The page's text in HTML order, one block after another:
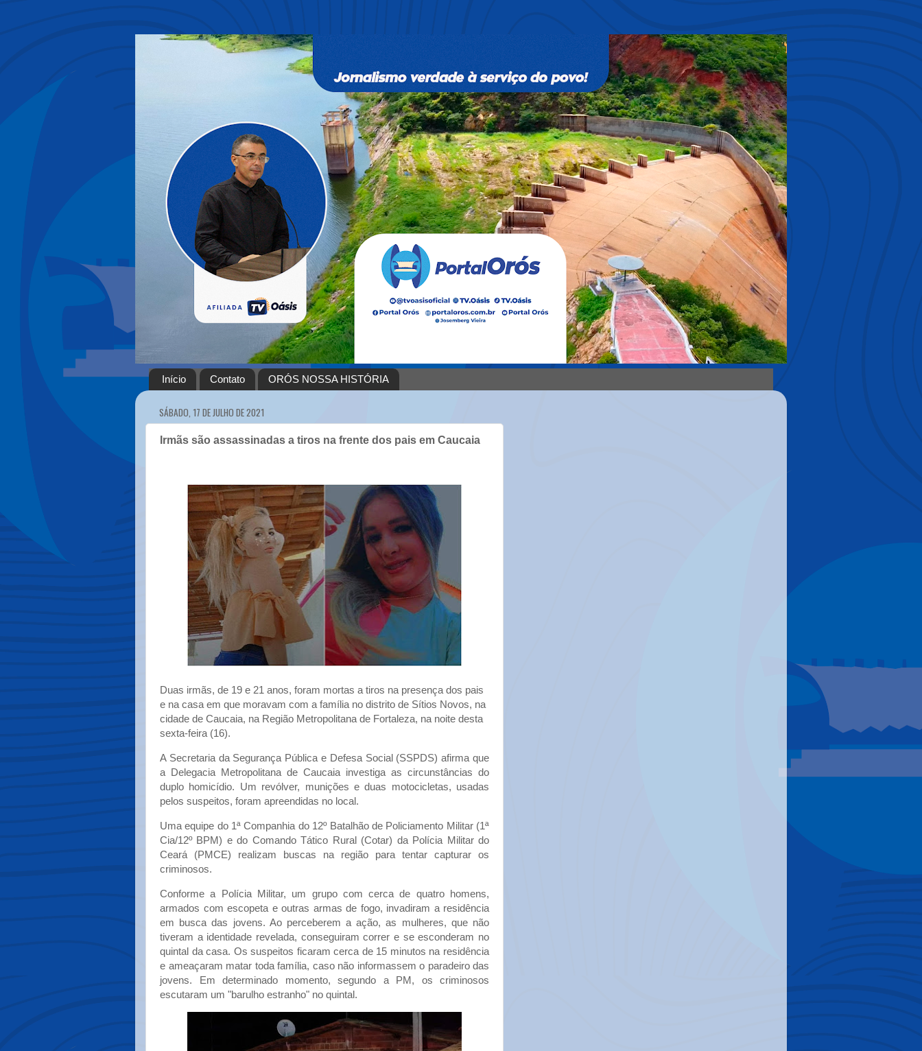
Início Contato ORÓS NOSSA HISTÓRIA
SÁBADO, 17 DE JULHO DE 2021
Irmãs são assassinadas a tiros na frente dos pais em Caucaia
Duas irmãs, de 19 e 21 anos, foram mortas a tiros na presença dos pais
e na casa em que moravam com a família no distrito de Sítios Novos, na
cidade de Caucaia, na Região Metropolitana de Fortaleza, na noite desta
sexta-feira (16).
A Secretaria da Segurança Pública e Defesa Social (SSPDS) afirma que
a Delegacia Metropolitana de Caucaia investiga as circunstâncias do
duplo homicídio. Um revólver, munições e duas motocicletas, usadas
pelos suspeitos, foram apreendidas no local.
Uma equipe do 1ª Companhia do 12º Batalhão de Policiamento Militar (1ª
Cia/12º BPM) e do Comando Tático Rural (Cotar) da Polícia Militar do
Ceará (PMCE) realizam buscas na região para tentar capturar os
criminosos.
Conforme a Polícia Militar, um grupo com cerca de quatro homens,
armados com escopeta e outras armas de fogo, invadiram a residência
em busca das jovens. Ao perceberem a ação, as mulheres, que não
tiveram a identidade revelada, conseguiram correr e se esconderam no
quintal da casa. Os suspeitos ficaram cerca de 15 minutos na residência
e ameaçaram matar toda família, caso não informassem o paradeiro das
jovens. Em determinado momento, segundo a PM, os criminosos
escutaram um "barulho estranho" no quintal.